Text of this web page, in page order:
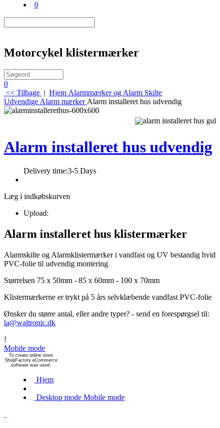
0
Motorcykel klistermærker
0
<< Tilbage | Hjem Alarmmærker og Alarm Skilte
Udvendige Alarm mærker Alarm installeret hus udvendig
Alarm installeret hus udvendig
Delivery time:3-5 Days
Læg i indkøbskurven
Upload:
Alarm installeret hus klistermærker
Alarmskilte og Alarmklistermærker i vandfast og UV bestandig hvid
PVC-folie til udvendig montering
Størrelsen 75 x 50mm - 85 x 60mm - 100 x 70mm
Klistermærkerne er trykt på 5 års selvklæbende vandfast PVC-folie
Ønsker du større antal, eller andre typer? - send en forespørgsel til:
la@waltronic.dk
!
Mobile mode
To create online store
ShopFactory eCommerce
software was used.
Hjem
Desktop mode Mobile mode